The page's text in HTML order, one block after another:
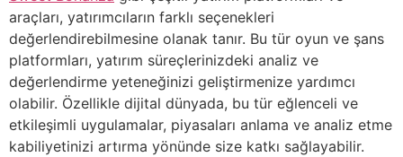
araçları, yatırımcıların farklı seçenekleri
değerlendirebilmesine olanak tanır. Bu tür oyun ve şans
platformları, yatırım süreçlerinizdeki analiz ve
değerlendirme yeteneğinizi geliştirmenize yardımcı
olabilir. Özellikle dijital dünyada, bu tür eğlenceli ve
etkileşimli uygulamalar, piyasaları anlama ve analiz etme
kabiliyetinizi artırma yönünde size katkı sağlayabilir.